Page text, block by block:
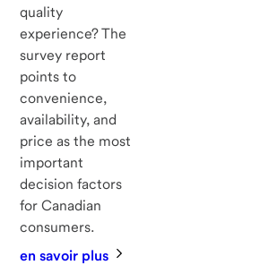
quality
experience? The
survey report
points to
convenience,
availability, and
price as the most
important
decision factors
for Canadian
consumers.
en savoir plus